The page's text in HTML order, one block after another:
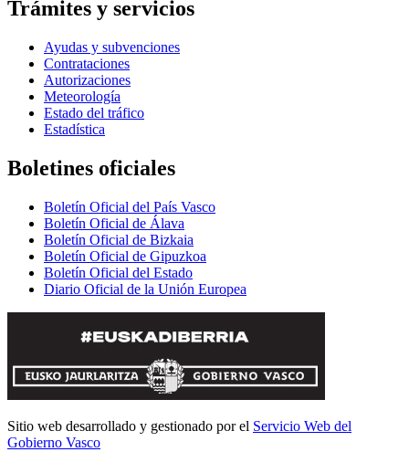
Trámites y servicios
Ayudas y subvenciones
Contrataciones
Autorizaciones
Meteorología
Estado del tráfico
Estadística
Boletines oficiales
Boletín Oficial del País Vasco
Boletín Oficial de Álava
Boletín Oficial de Bizkaia
Boletín Oficial de Gipuzkoa
Boletín Oficial del Estado
Diario Oficial de la Unión Europea
Sitio web desarrollado y gestionado por el Servicio Web del
Gobierno Vasco